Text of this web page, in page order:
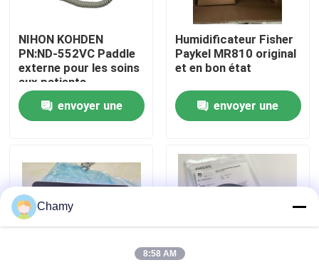
Visite de l'usine
Contrôle de la qualité
Nous contacter
Demandez un devis
Pièces de moniteur de patient
Module de moniteur patient
NIHON KOHDEN
PN:ND-552VC Paddle
externe pour les soins
aux patients
envoyer une
Humidificateur Fisher
Paykel MR810 original
et en bon état
envoyer une
Chamy
8:58 AM